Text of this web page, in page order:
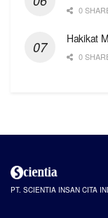
0
Hakikat
0
PT. SCIENTIA INSAN CITA